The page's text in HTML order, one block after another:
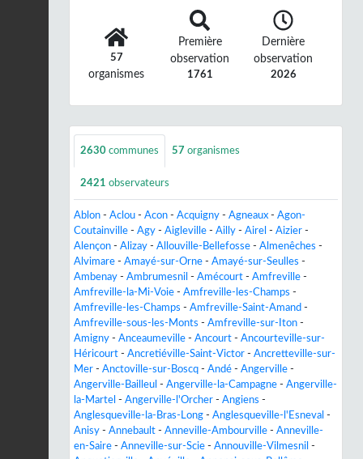
57
organismes
Première
observation
1761
Dernière
observation
2026
2630 communes 57 organismes
2421 observateurs
Ablon - Aclou - Acon - Acquigny - Agneaux - Agon-
Coutainville - Agy - Aigleville - Ailly - Airel - Aizier -
Alençon - Alizay - Allouville-Bellefosse - Almenêches -
Alvimare - Amayé-sur-Orne - Amayé-sur-Seulles -
Ambenay - Ambrumesnil - Amécourt - Amfreville -
Amfreville-la-Mi-Voie - Amfreville-les-Champs -
Amfreville-les-Champs - Amfreville-Saint-Amand -
Amfreville-sous-les-Monts - Amfreville-sur-Iton -
Amigny - Anceaumeville - Ancourt - Ancourteville-sur-
Héricourt - Ancretiéville-Saint-Victor - Ancretteville-sur-
Mer - Anctoville-sur-Boscq - Andé - Angerville -
Angerville-Bailleul - Angerville-la-Campagne - Angerville-
la-Martel - Angerville-l'Orcher - Angiens -
Anglesqueville-la-Bras-Long - Anglesqueville-l'Esneval -
Anisy - Annebault - Anneville-Ambourville - Anneville-
en-Saire - Anneville-sur-Scie - Annouville-Vilmesnil -